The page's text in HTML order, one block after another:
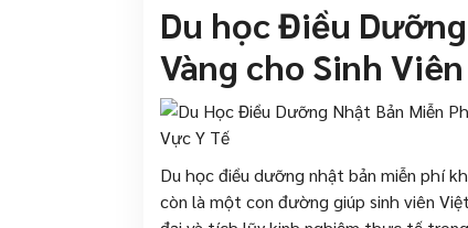
Du học Điều
Vàng cho Sinh
Du học điều dưỡng nhật bản miễn phí
còn là một con đường giúp sinh viên